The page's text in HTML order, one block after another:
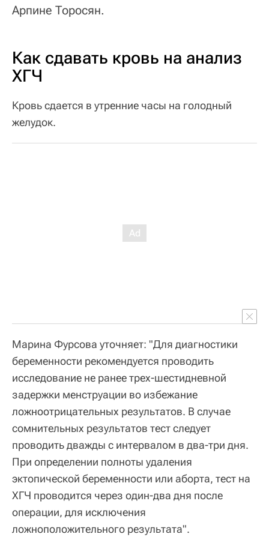
Арпине Торосян.
Как сдавать кровь на анализ
ХГЧ
Кровь сдается в утренние часы на голодный
желудок.
Марина Фурсова уточняет: "Для диагностики
беременности рекомендуется проводить
исследование не ранее трех-шестидневной
задержки менструации во избежание
ложноотрицательных результатов. В случае
сомнительных результатов тест следует
проводить дважды с интервалом в два-три дня.
При определении полноты удаления
эктопической беременности или аборта, тест на
ХГЧ проводится через один-два дня после
операции, для исключения
ложноположительного результата".